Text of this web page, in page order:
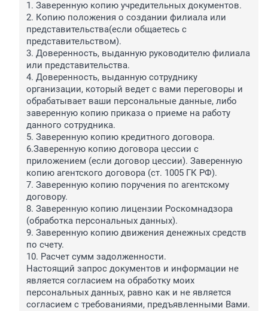
1. Заверенную копию учредительных документов.
2. Копию положения о создании филиала или
представительства(если общаетесь с
представительством).
3. Доверенность, выданную руководителю филиала
или представительства.
4. Доверенность, выданную сотруднику
организации, который ведет с вами переговоры и
обрабатывает ваши персональные данные, либо
заверенную копию приказа о приеме на работу
данного сотрудника.
5. Заверенную копию кредитного договора.
6.Заверенную копию договора цессии с
приложением (если договор цессии). Заверенную
копию агентского договора (ст. 1005 ГК РФ).
7. Заверенную копию поручения по агентскому
договору.
8. Заверенную копию лицензии Роскомнадзора
(обработка персональных данных).
9. Заверенную копию движения денежных средств
по счету.
10. Расчет сумм задолженности.
Настоящий запрос документов и информации не
является согласием на обработку моих
персональных данных, равно как и не является
согласием с требованиями, предъявленными Вами.